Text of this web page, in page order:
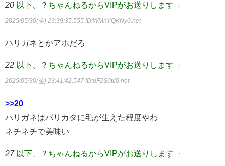
20 以下、？ちゃんねるからVIPがお送りします ：
2025/05/30(金) 23:39:35.555 ID:WMnYQKNy0.net
ハリガネとかアホだろ
22 以下、？ちゃんねるからVIPがお送りします ：
2025/05/30(金) 23:41:42.547 ID:uF2S0tIl0.net
>>20
ハリガネはバリカタに毛が生えた程度やわ
ネチネチで美味い
27 以下、？ちゃんねるからVIPがお送りします ：